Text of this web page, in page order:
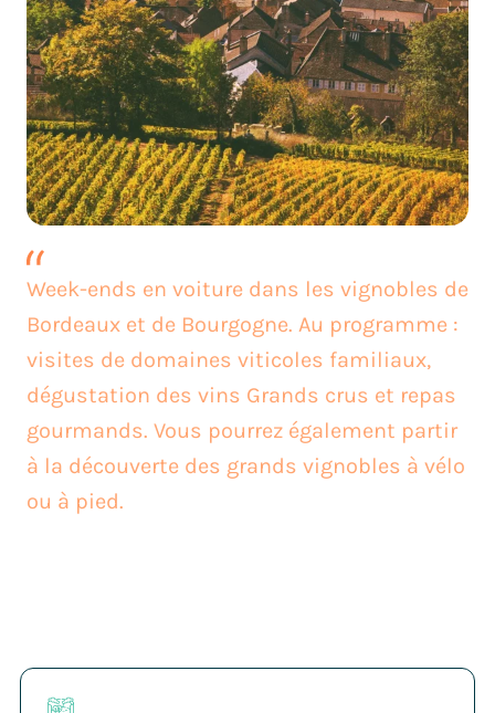
Week-ends en voiture dans les vignobles de
Bordeaux et de Bourgogne. Au programme :
visites de domaines viticoles familiaux,
dégustation des vins Grands crus et repas
gourmands. Vous pourrez également partir
à la découverte des grands vignobles à vélo
ou à pied.